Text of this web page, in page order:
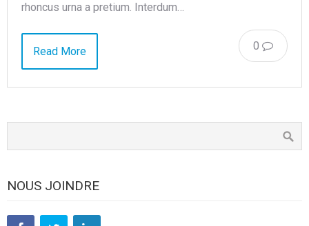
rhoncus urna a pretium. Interdum…
0
Read More
NOUS JOINDRE